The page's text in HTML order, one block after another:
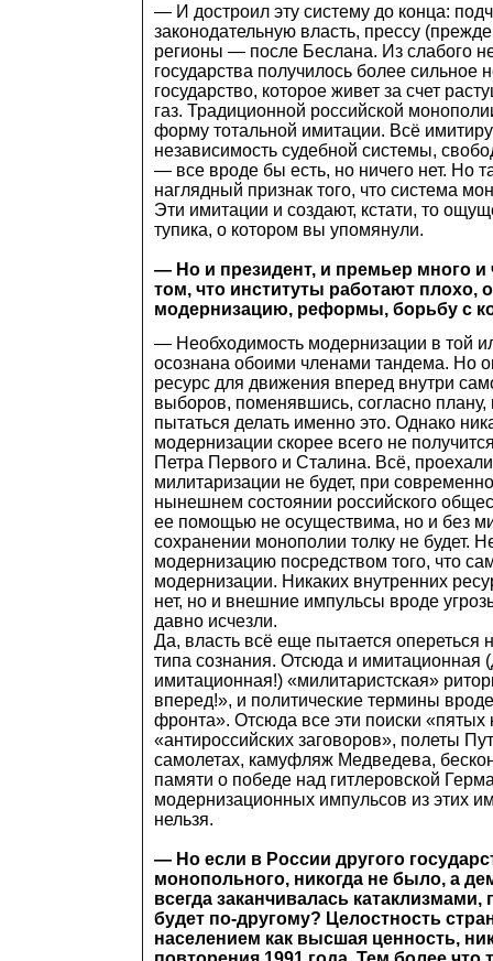
— И достроил эту систему до конца:
законодательную власть, прессу
регионы — после Беслана. Из слабого
государства получилось более сильное
государство, которое живет за счет
газ. Традиционной российской
форму тотальной имитации. Всё
независимость судебной системы,
— все вроде бы есть, но ничего нет. Но
наглядный признак того, что система
Эти имитации и создают, кстати, то
тупика, о котором вы упомянули.
— Но и президент, и премьер много и
том, что институты работают плохо,
модернизацию, реформы, борьбу с
— Необходимость модернизации в той
осознана обоими членами тандема. Но
ресурс для движения вперед внутри
выборов, поменявшись, согласно плану,
пытаться делать именно это. Однако
модернизации скорее всего не
Петра Первого и Сталина. Всё,
милитаризации не будет, при
нынешнем состоянии российского
ее помощью не осуществима, но и без
сохранении монополии толку не будет.
модернизацию посредством того, что
модернизации. Никаких внутренних
нет, но и внешние импульсы вроде
давно исчезли.
Да, власть всё еще пытается опереться
типа сознания. Отсюда и имитационная
имитационная!) «милитаристская»
вперед!», и политические термины
фронта». Отсюда все эти поиски «пятых
«антироссийских заговоров», полеты
самолетах, камуфляж Медведева,
памяти о победе над гитлеровской
модернизационных импульсов из этих
нельзя.
— Но если в России другого
монопольного, никогда не было, а
всегда заканчивалась катаклизмами,
будет по-другому? Целостность
населением как высшая ценность,